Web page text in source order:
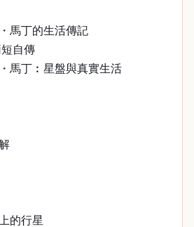
馬丁的生活傳記
自傳
馬丁︰星盤與真實生活
的行星